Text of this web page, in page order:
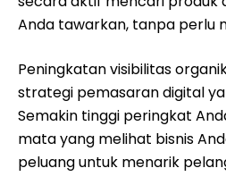
Anda tawarkan, tanpa perlu
Peningkatan visibilitas
strategi pemasaran digital
Semakin tinggi peringkat
mata yang melihat bisnis
peluang untuk menarik